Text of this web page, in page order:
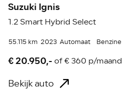
Suzuki Ignis
1.2 Smart Hybrid Select
55.115 km 2023 Automaat Benzine
€ 20.950,- of€ 360 p/maand
Bekijk auto